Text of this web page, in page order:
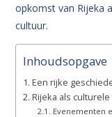
opkomst van Rijeka
cultuur.
Inhoudsopgave
Een rijke
Rijeka als
Evenementen